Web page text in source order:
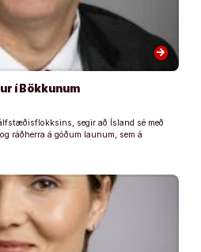
arrow_forward
í Bökkunum
segir að Ísland sé með
ráðherra á góðum launum, sem á